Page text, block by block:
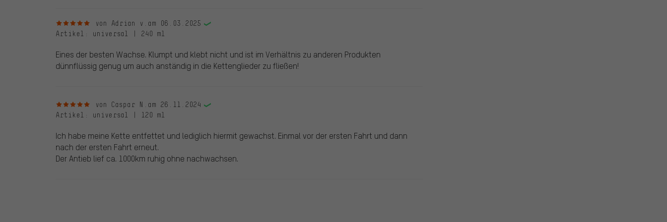
5 von 5 Sternenvon Adrian v. am 06.03.2025
Artikel : universal | 240 ml
Eines der besten Wachse. Klumpt und klebt nicht und ist im Verhältnis zu anderen Produkten
dünnflüssig genug um auch anständig in die Kettenglieder zu fließen!
5 von 5 Sternenvon Caspar N. am 26.11.2024
Artikel : universal | 120 ml
Ich habe meine Kette entfettet und lediglich hiermit gewachst. Einmal vor der ersten Fahrt und dann
nach der ersten Fahrt erneut.
Der Antieb lief ca. 1000km ruhig ohne nachwachsen.